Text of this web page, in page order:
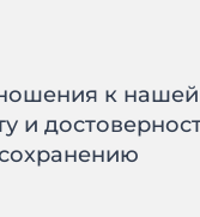
к
и